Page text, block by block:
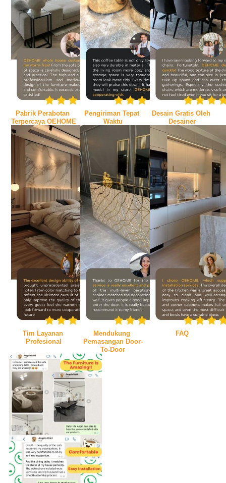
Pabrik Perabotan
Terpercaya OEHOME
Pengiriman Tepat
Waktu
Desain Gratis Oleh
Desainer
Tim Layanan
Profesional
Mendukung
Pemasangan Door-
To-Door
FAQ